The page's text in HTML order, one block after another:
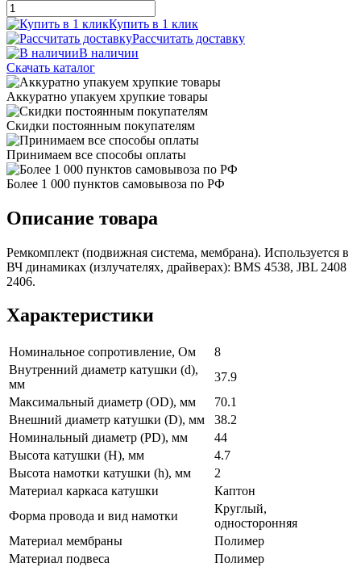
Купить в 1 клик
Рассчитать доставку
В наличии
Скачать каталог
Аккуратно упакуем хрупкие товары
Скидки постоянным покупателям
Принимаем все способы оплаты
Более 1 000 пунктов самовывоза по РФ
Описание товара
Ремкомплект (подвижная система, мембрана). Используется в
ВЧ динамиках (излучателях, драйверах): BMS 4538, JBL 2408
2406.
Характеристики
Номинальное сопротивление, Ом
8
Внутренний диаметр катушки (d),
мм
37.9
Максимальный диаметр (OD), мм
70.1
Внешний диаметр катушки (D), мм
38.2
Номинальный диаметр (PD), мм
44
Высота катушки (H), мм
4.7
Высота намотки катушки (h), мм
2
Материал каркаса катушки
Каптон
Форма провода и вид намотки
Круглый,
односторонняя
Материал мембраны
Полимер
Материал подвеса
Полимер